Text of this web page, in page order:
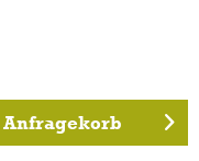
Anfragekorb